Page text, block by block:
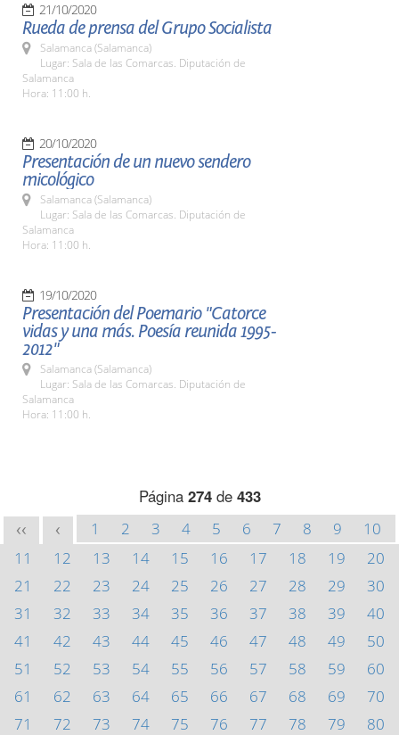
21/10/2020
Rueda de prensa del Grupo Socialista
Salamanca (Salamanca)
Lugar: Sala de las Comarcas. Diputación de
Salamanca
Hora: 11:00 h.
20/10/2020
Presentación de un nuevo sendero
micológico
Salamanca (Salamanca)
Lugar: Sala de las Comarcas. Diputación de
Salamanca
Hora: 11:00 h.
19/10/2020
Presentación del Poemario "Catorce
vidas y una más. Poesía reunida 1995-
2012"
Salamanca (Salamanca)
Lugar: Sala de las Comarcas. Diputación de
Salamanca
Hora: 11:00 h.
Página 274de 433
<< < 1 2 3 4 5 6 7 8 9
10
11
12 13 14 15 16 17 18 19
20
21
22 23 24 25 26 27 28 29
30
31
32 33 34 35 36 37 38 39
40
41
42 43 44 45 46 47 48 49
50
51
52 53 54 55 56 57 58 59
60
61
62 63 64 65 66 67 68 69
70
71
72 73 74 75 76 77 78 79
80